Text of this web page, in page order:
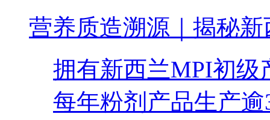
营养质造溯源｜揭秘
拥有新西兰MPI初级
每年粉剂产品生产